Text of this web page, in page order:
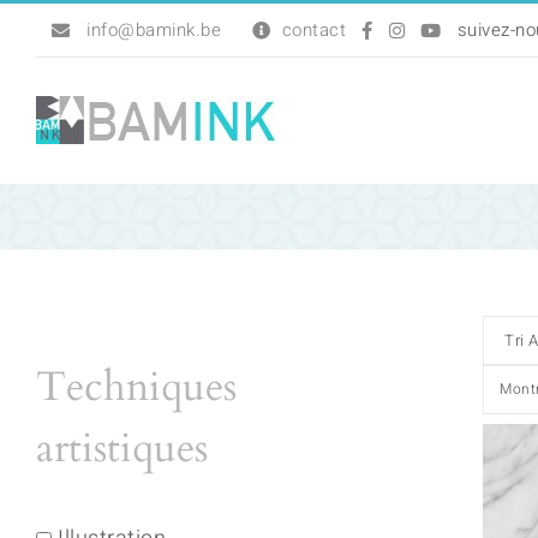
Passer
contenu
info@bamink.be contact
Techniques
artistiques